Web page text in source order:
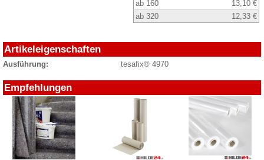
ab 160
13,10 €
ab 320
12,33 €
Artikeleigenschaften
Ausführung: tesafix® 4970
Empfehlungen